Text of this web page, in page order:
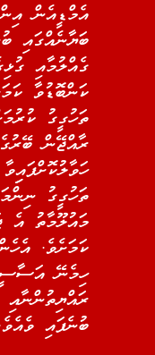
އެމްޑީއެން
ބަޔާނެއްގައި
ގެއްލުމާއި
ކަންބޮޑުވާ
ތަހުގީގު
ރާއްޖޭން
ތަހުގީގު
މައުލޫމާތު އެ
ކަމަށެވެ.
ހިމެނޭ އަސާސީ
ބުނެފައި